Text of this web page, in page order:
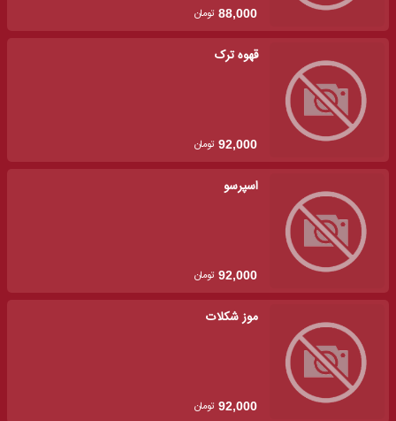
88,000 تومان
قهوه ترک
92,000 تومان
اسپرسو
92,000 تومان
موز شکلات
92,000 تومان